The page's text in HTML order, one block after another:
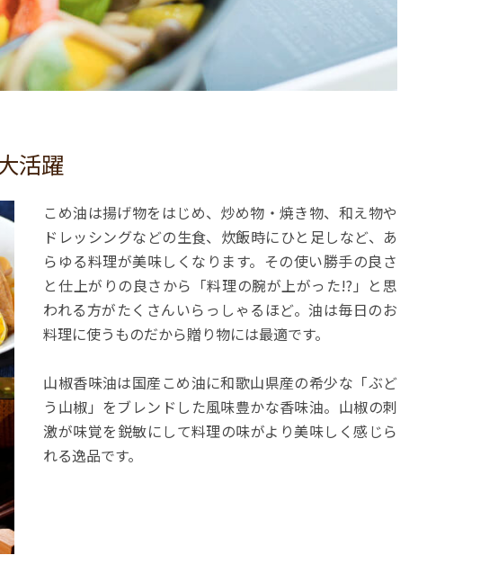
活躍
こめ油は揚げ物をはじめ、炒め物・焼き物、和え物や
ドレッシングなどの生食、炊飯時にひと足しなど、あ
らゆる料理が美味しくなります。その使い勝手の良さ
と仕上がりの良さから「料理の腕が上がった!?」と思
われる方がたくさんいらっしゃるほど。油は毎日のお
料理に使うものだから贈り物には最適です。
山椒香味油は国産こめ油に和歌山県産の希少な「ぶど
う山椒」をブレンドした風味豊かな香味油。山椒の刺
激が味覚を鋭敏にして料理の味がより美味しく感じら
れる逸品です。